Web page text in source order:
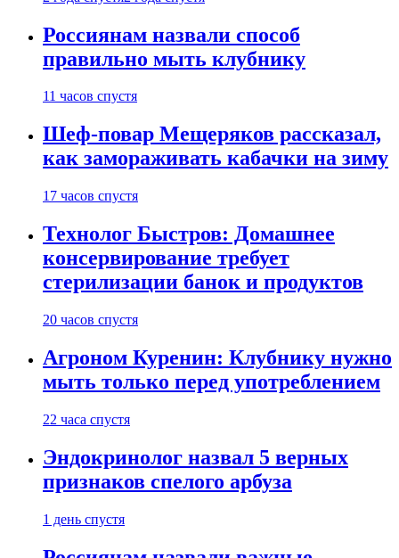
Россиянам назвали способ
правильно мыть клубнику
11 часов спустя
Шеф-повар Мещеряков рассказал,
как замораживать кабачки на зиму
17 часов спустя
Технолог Быстров: Домашнее
консервирование требует
стерилизации банок и продуктов
20 часов спустя
Агроном Куренин: Клубнику нужно
мыть только перед употреблением
22 часа спустя
Эндокринолог назвал 5 верных
признаков спелого арбуза
1 день спустя